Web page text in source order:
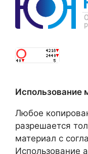
Использование
Любое
разрешается
материал с
Использование